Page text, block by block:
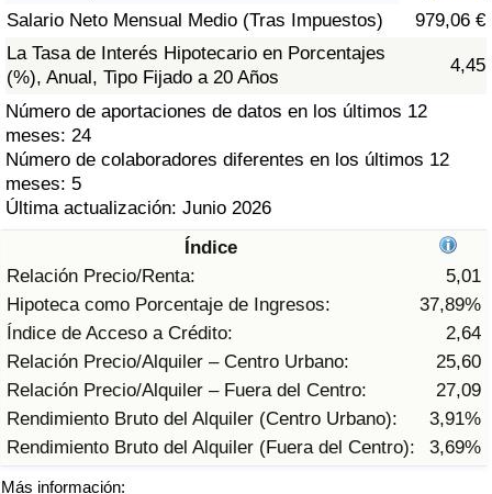
Salario Neto Mensual Medio (Tras Impuestos)
979,06 €
La Tasa de Interés Hipotecario en Porcentajes
(%), Anual, Tipo Fijado a 20 Años
4,45
Número de aportaciones de datos en los últimos 12
meses: 24
Número de colaboradores diferentes en los últimos 12
meses: 5
Última actualización: Junio 2026
Índice
Relación Precio/Renta:
5,01
Hipoteca como Porcentaje de Ingresos:
37,89%
Índice de Acceso a Crédito:
2,64
Relación Precio/Alquiler – Centro Urbano:
25,60
Relación Precio/Alquiler – Fuera del Centro:
27,09
Rendimiento Bruto del Alquiler (Centro Urbano):
3,91%
Rendimiento Bruto del Alquiler (Fuera del Centro):
3,69%
Más información:
Índice de criminalidad por país
Sanidad
Índice de Sanidad (Actual)
Índice de Sanidad
Índice de Sanidad por País
Índice de contaminación
Índice de Contaminación por País